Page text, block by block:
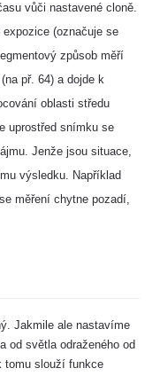
vůči nastavené cloně.
(označuje se
způsob měří
př. 64) a dojde k
oblasti středu
uprostřed snímku se
Jenže jsou situace,
výsledku. Například
měření chytne pozadí,
Jakmile ale nastavíme
od světla odraženého od
tomu slouží funkce